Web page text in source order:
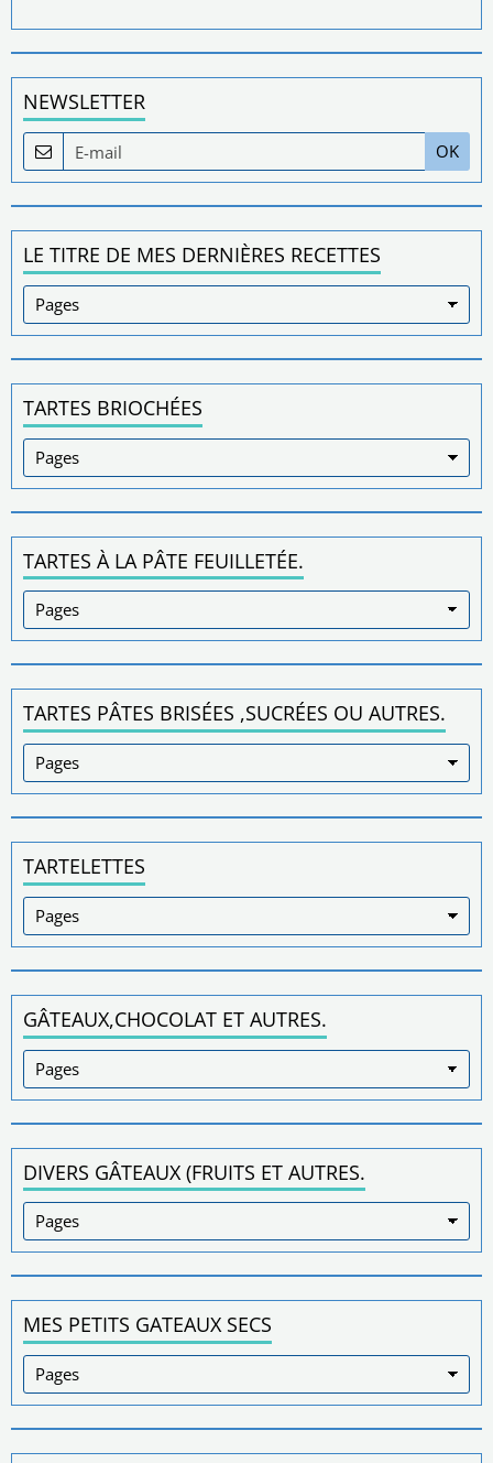
NEWSLETTER
OK
LE TITRE DE MES DERNIÈRES RECETTES
TARTES BRIOCHÉES
TARTES À LA PÂTE FEUILLETÉE.
TARTES PÂTES BRISÉES ,SUCRÉES OU AUTRES.
TARTELETTES
GÂTEAUX,CHOCOLAT ET AUTRES.
DIVERS GÂTEAUX (FRUITS ET AUTRES.
MES PETITS GATEAUX SECS